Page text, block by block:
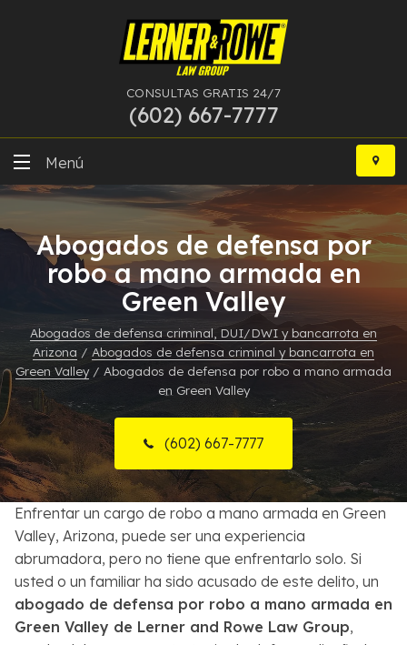
CONSULTAS GRATIS 24/7
(602) 667-7777
Ir
contenido
Menú
Delitos Graves
Más Especialidades
Recursos
Sobre Nosotros
Contactos
English
Buscar
Abogados de defensa por
robo a mano armada en
Green Valley
Abogados de defensa criminal, DUI/DWI y bancarrota en
Arizona / Abogados de defensa criminal y bancarrota en
Green Valley/ Abogados de defensa por robo a mano armada
en Green Valley
(602) 667-7777
Enfrentar un cargo de robo a mano armada en Green
Valley, Arizona, puede ser una experiencia
abrumadora, pero no tiene que enfrentarlo solo. Si
usted o un familiar ha sido acusado de este delito, un
abogado de defensa por robo a mano armada en
Green Valley de Lerner and Rowe Law Group,